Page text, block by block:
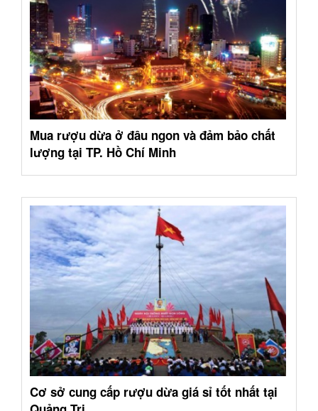
Mua rượu dừa ở đâu ngon và đảm bảo chất
lượng tại TP. Hồ Chí Minh
Cơ sở cung cấp rượu dừa giá sỉ tốt nhất tại